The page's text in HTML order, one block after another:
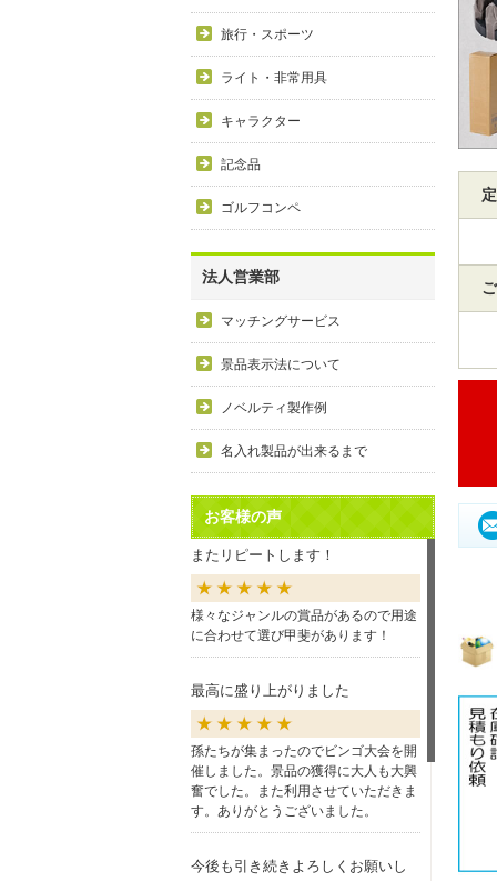
旅行・スポーツ
ライト・非常用具
キャラクター
記念品
ゴルフコンペ
法人営業部
マッチングサービス
景品表示法について
ノベルティ製作例
名入れ製品が出来るまで
お客様の声
またリピートします！
様々なジャンルの賞品があるので用途
に合わせて選び甲斐があります！
最高に盛り上がりました
孫たちが集まったのでビンゴ大会を開
催しました。景品の獲得に大人も大興
奮でした。また利用させていただきま
す。ありがとうございました。
今後も引き続きよろしくお願いし